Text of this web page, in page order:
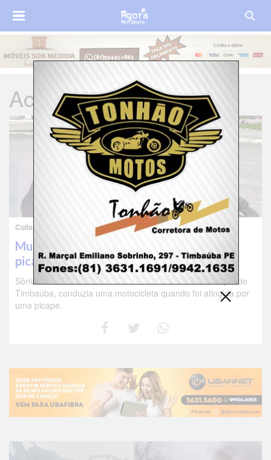
Acidente de Trânsito
Colisão com vítima fatal na BR-232
Mulher morre após colisão entre moto e
picape na br-232, em Caruaru
Sônia Maria da Silva, de 49 anos, moradora do município de
Timbaúba, conduzia uma motocicleta quando foi atingida por
uma picape.